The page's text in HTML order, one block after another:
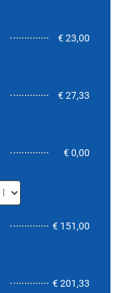
€ 23,00
€ 27,33
€ 0,00
€ 151,00
€ 201,33